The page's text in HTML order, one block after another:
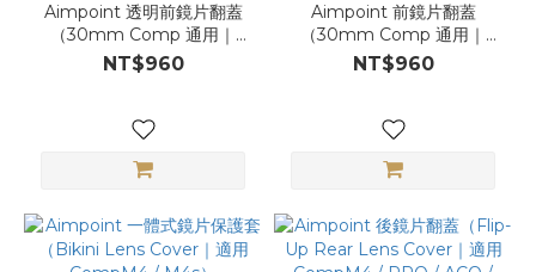
Aimpoint 透明前鏡片翻蓋
（30mm Comp 通用｜
Flip-Up Front Lens
Cover）
NT$960
Aimpoint 前鏡片翻蓋
（30mm Comp 通用｜
Flip-Up Front Lens Cover
｜Black）
NT$960